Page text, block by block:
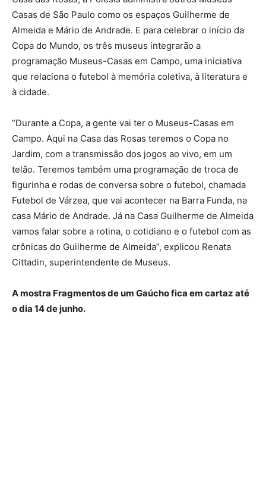
Casas de São Paulo como os espaços Guilherme de
Almeida e Mário de Andrade. E para celebrar o início da
Copa do Mundo, os três museus integrarão a
programação Museus-Casas em Campo, uma iniciativa
que relaciona o futebol à memória coletiva, à literatura e
à cidade.
“Durante a Copa, a gente vai ter o Museus-Casas em
Campo. Aqui na Casa das Rosas teremos o Copa no
Jardim, com a transmissão dos jogos ao vivo, em um
telão. Teremos também uma programação de troca de
figurinha e rodas de conversa sobre o futebol, chamada
Futebol de Várzea, que vai acontecer na Barra Funda, na
casa Mário de Andrade. Já na Casa Guilherme de Almeida
vamos falar sobre a rotina, o cotidiano e o futebol com as
crônicas do Guilherme de Almeida”, explicou Renata
Cittadin, superintendente de Museus.
A mostra Fragmentos de um Gaúcho fica em cartaz até
o dia 14 de junho.